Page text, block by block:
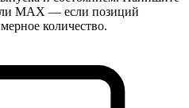
MAX — если позиций
количество.